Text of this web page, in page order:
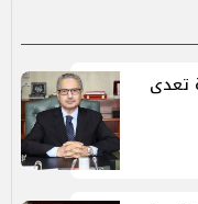
وإزالة 13 حالة تعدى